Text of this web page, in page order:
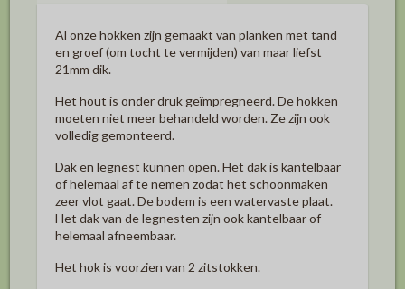
Al onze hokken zijn gemaakt van planken met tand
en groef (om tocht te vermijden) van maar liefst
21mm dik.
Het hout is onder druk geïmpregneerd. De hokken
moeten niet meer behandeld worden. Ze zijn ook
volledig gemonteerd.
Dak en legnest kunnen open. Het dak is kantelbaar
of helemaal af te nemen zodat het schoonmaken
zeer vlot gaat. De bodem is een watervaste plaat.
Het dak van de legnesten zijn ook kantelbaar of
helemaal afneembaar.
Het hok is voorzien van 2 zitstokken.